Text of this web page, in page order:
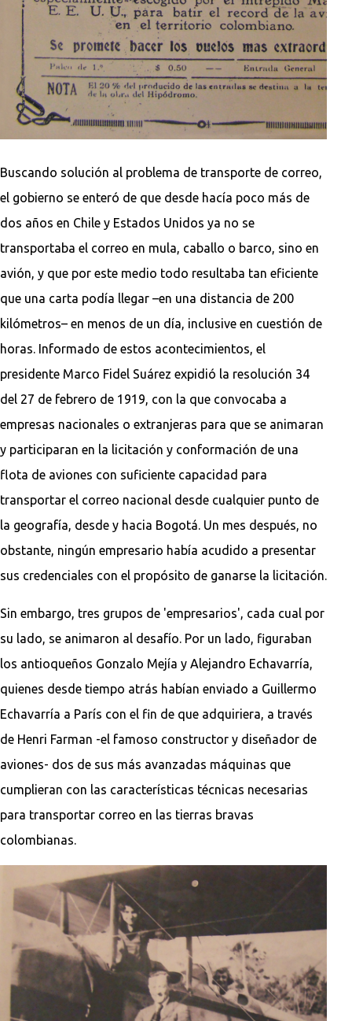
Buscando solución al problema de transporte de correo,
el gobierno se enteró de que desde hacía poco más de
dos años en Chile y Estados Unidos ya no se
transportaba el correo en mula, caballo o barco, sino en
avión, y que por este medio todo resultaba tan eficiente
que una carta podía llegar –en una distancia de 200
kilómetros– en menos de un día, inclusive en cuestión de
horas. Informado de estos acontecimientos, el
presidente Marco Fidel Suárez expidió la resolución 34
del 27 de febrero de 1919, con la que convocaba a
empresas nacionales o extranjeras para que se animaran
y participaran en la licitación y conformación de una
flota de aviones con suficiente capacidad para
transportar el correo nacional desde cualquier punto de
la geografía, desde y hacia Bogotá. Un mes después, no
obstante, ningún empresario había acudido a presentar
sus credenciales con el propósito de ganarse la licitación.
Sin embargo, tres grupos de 'empresarios', cada cual por
su lado, se animaron al desafío. Por un lado, figuraban
los antioqueños Gonzalo Mejía y Alejandro Echavarría,
quienes desde tiempo atrás habían enviado a Guillermo
Echavarría a París con el fin de que adquiriera, a través
de Henri Farman -el famoso constructor y diseñador de
aviones- dos de sus más avanzadas máquinas que
cumplieran con las características técnicas necesarias
para transportar correo en las tierras bravas
colombianas.